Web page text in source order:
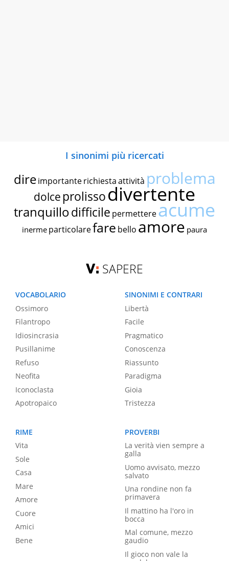
I sinonimi più ricercati
dire importante richiestaattività problema
dolce prolissodivertente
tranquillodifficile permettereacume
inerme particolarefare bello amore paura
SAPERE
VOCABOLARIO
Ossimoro
Filantropo
Idiosincrasia
Pusillanime
Refuso
Neofita
Iconoclasta
Apotropaico
SINONIMI E CONTRARI
Libertà
Facile
Pragmatico
Conoscenza
Riassunto
Paradigma
Gioia
Tristezza
RIME
Vita
Sole
Casa
Mare
Amore
Cuore
Amici
Bene
PROVERBI
La verità vien sempre a
galla
Uomo avvisato, mezzo
salvato
Una rondine non fa
primavera
Il mattino ha l'oro in
bocca
Mal comune, mezzo
gaudio
Il gioco non vale la